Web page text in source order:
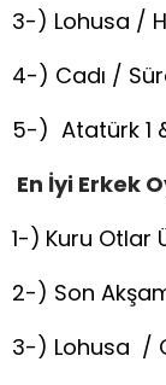
3-) Lohusa /
4-) Cadı /
5-) Atatürk 1
En İyi Erkek
1-) Kuru Otlar
2-) Son
3-) Lohusa /